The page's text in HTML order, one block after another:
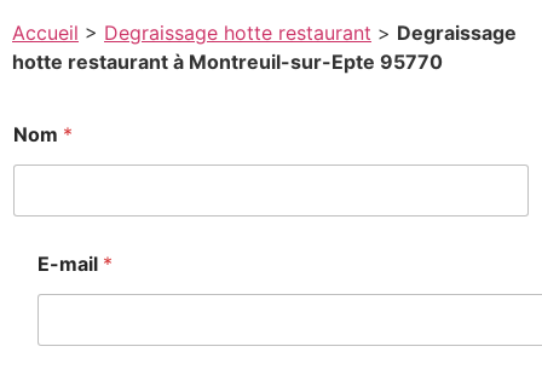
Accueil > Degraissage hotte restaurant > Degraissage
hotte restaurant à Montreuil-sur-Epte 95770
Nom *
E-mail *